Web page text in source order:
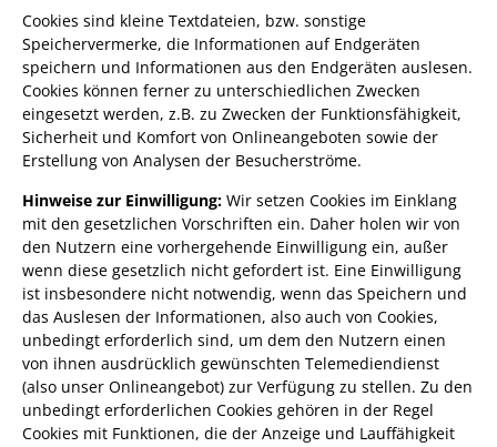
Cookies sind kleine Textdateien, bzw. sonstige
Speichervermerke, die Informationen auf Endgeräten
speichern und Informationen aus den Endgeräten auslesen.
Cookies können ferner zu unterschiedlichen Zwecken
eingesetzt werden, z.B. zu Zwecken der Funktionsfähigkeit,
Sicherheit und Komfort von Onlineangeboten sowie der
Erstellung von Analysen der Besucherströme.
Hinweise zur Einwilligung: Wir setzen Cookies im Einklang
mit den gesetzlichen Vorschriften ein. Daher holen wir von
den Nutzern eine vorhergehende Einwilligung ein, außer
wenn diese gesetzlich nicht gefordert ist. Eine Einwilligung
ist insbesondere nicht notwendig, wenn das Speichern und
das Auslesen der Informationen, also auch von Cookies,
unbedingt erforderlich sind, um dem den Nutzern einen
von ihnen ausdrücklich gewünschten Telemediendienst
(also unser Onlineangebot) zur Verfügung zu stellen. Zu den
unbedingt erforderlichen Cookies gehören in der Regel
Cookies mit Funktionen, die der Anzeige und Lauffähigkeit